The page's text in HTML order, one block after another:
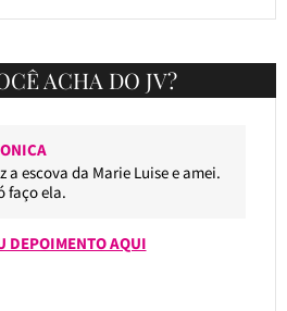
ACHA DO JV?
a escova da Marie Luise e amei.
faço ela.
DEPOIMENTO AQUI